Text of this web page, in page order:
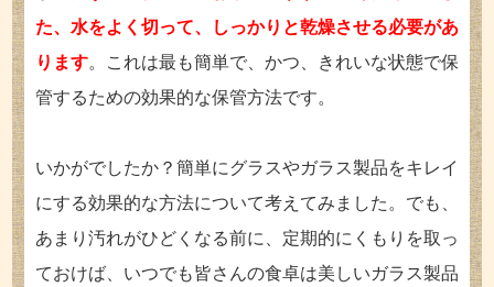
た、水をよく切って、しっかりと乾燥させる必要があ
ります。これは最も簡単で、かつ、きれいな状態で保
管するための効果的な保管方法です。
いかがでしたか？簡単にグラスやガラス製品をキレイ
にする効果的な方法について考えてみました。でも、
あまり汚れがひどくなる前に、定期的にくもりを取っ
ておけば、いつでも皆さんの食卓は美しいガラス製品